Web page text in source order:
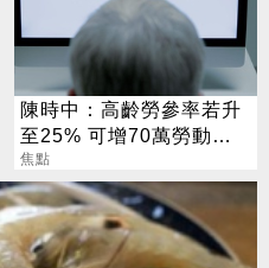
陳時中：高齡勞參率若升
至25% 可增70萬勞動人
口
焦點